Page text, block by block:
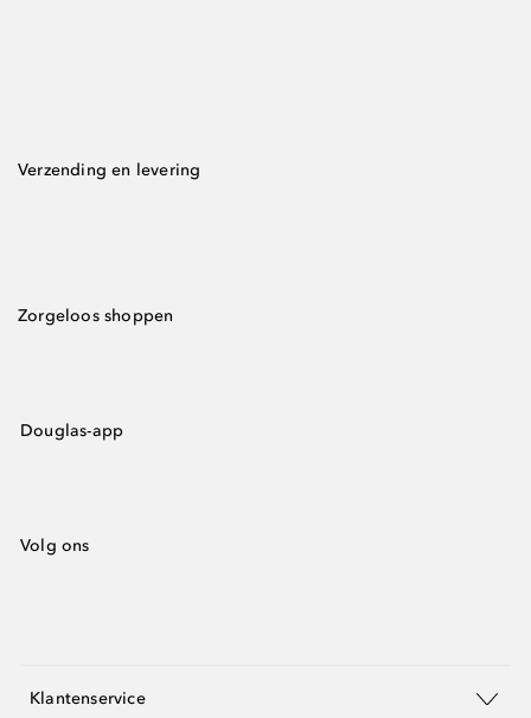
Verzending en levering
Zorgeloos shoppen
Douglas-app
Volg ons
Klantenservice